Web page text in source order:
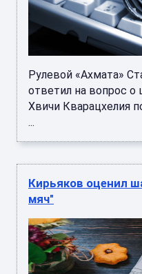
Рулевой «Ахмата»
ответил на вопрос
Хвичи Кварацхелия
...
Кирьяков оценил
мяч"